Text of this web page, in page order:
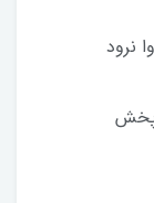
نرود
پخش